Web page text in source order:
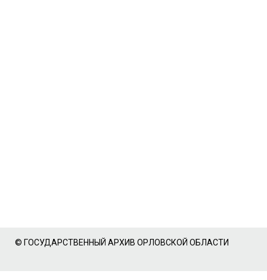
© ГОСУДАРСТВЕННЫЙ АРХИВ ОРЛОВСКОЙ ОБЛАСТИ